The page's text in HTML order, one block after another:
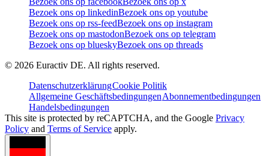
Bezoek ons op linkedinBezoek ons op youtube
Bezoek ons op rss-feedBezoek ons op instagram
Bezoek ons op mastodonBezoek ons op telegram
Bezoek ons op blueskyBezoek ons op threads
© 2026 Euractiv DE. All rights reserved.
DatenschutzerklärungCookie Politik
Allgemeine GeschäftsbedingungenAbonnementbedingungen
Handelsbedingungen
This site is protected by reCAPTCHA, and the Google Privacy
Policy and Terms of Service apply.